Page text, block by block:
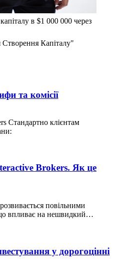
в $1 000 000 через
Створення Капіталу"
та комісії
Стандартно клієнтам
Brokers. Як це
повільними
впливає на нешвидкий…
у дорогоцінні